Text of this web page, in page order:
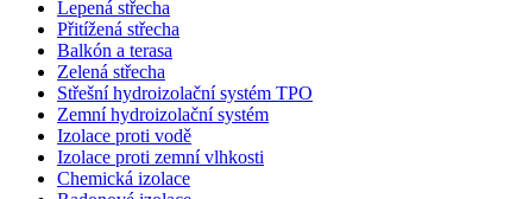
Lepená střecha
Přitížená střecha
Balkón a terasa
Zelená střecha
Střešní hydroizolační systém TPO
Zemní hydroizolační systém
Izolace proti vodě
Izolace proti zemní vlhkosti
Chemická izolace